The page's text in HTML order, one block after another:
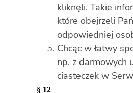
kliknęli. Takie
które obejrzeli
odpowiedniej
Chcąc w łatwy
np. z darmowych
ciasteczek w
§ 12